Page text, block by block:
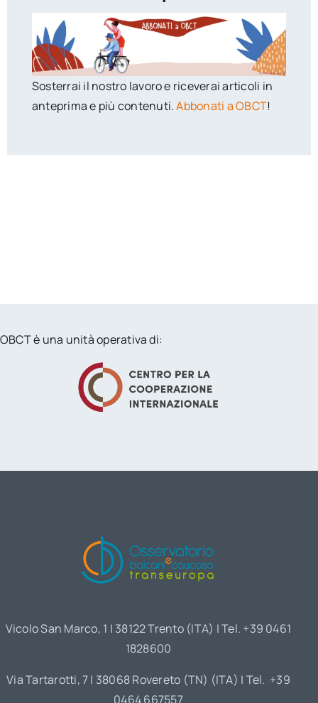
Sosterrai il nostro lavoro e riceverai articoli in
anteprima e più contenuti.Abbonati a OBCT!
OBCT è una unità operativa di:
Vicolo San Marco, 1 | 38122 Trento (ITA) | Tel. +39 0461
1828600
Via Tartarotti, 7 | 38068 Rovereto (TN) (ITA) | Tel. +39
0464 667557